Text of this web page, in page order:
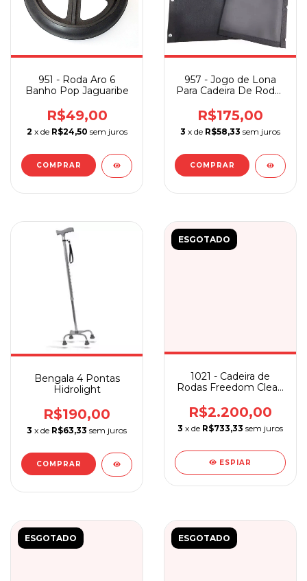
951 - Roda Aro 6
Banho Pop Jaguaribe
R$49,00
2 x de R$24,50 sem juros
957 - Jogo de Lona
Para Cadeira De Rodas
R$175,00
3 x de R$58,33 sem juros
Bengala 4 Pontas
Hidrolight
R$190,00
3 x de R$63,33 sem juros
ESGOTADO
1021 - Cadeira de
Rodas Freedom Clean
R$2.200,00
3 x de R$733,33 sem juros
ESPIAR
ESGOTADO ESGOTADO